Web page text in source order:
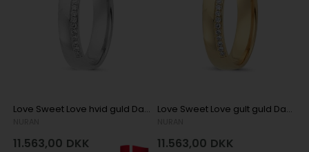
Love Sweet Love hvid guld Damering med 17 x 0,005 ct stk diamanter Wesselton SI
11.563,00 DKK
Love Sweet Love gult guld Damering med 17 x 0,005 ct stk diamanter Wesselton SI
11.563,00 DKK